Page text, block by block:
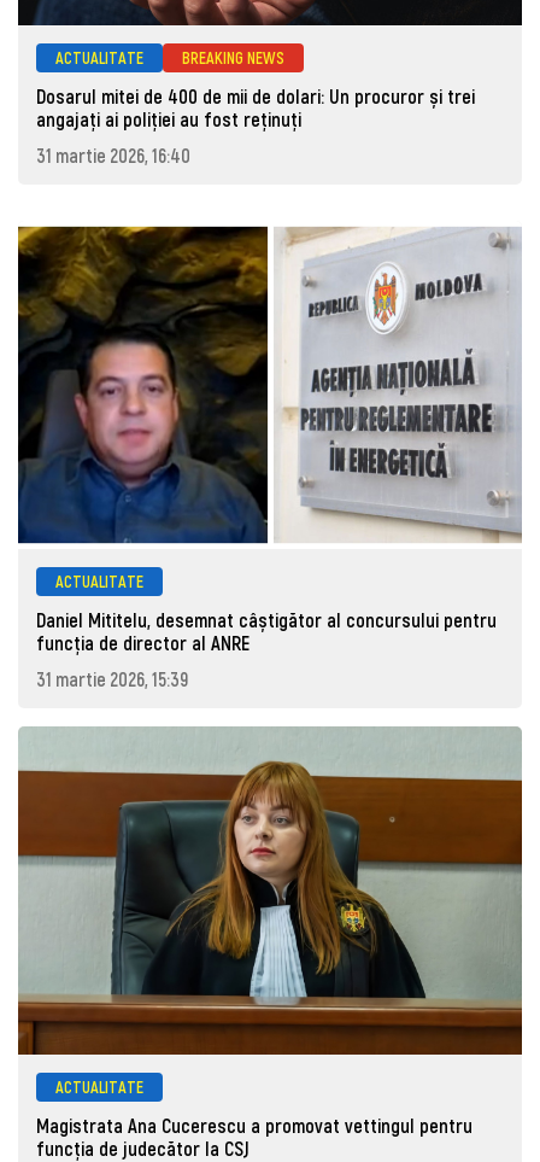
ACTUALITATE BREAKING NEWS
Dosarul mitei de 400 de mii de dolari: Un procuror și trei
angajați ai poliției au fost reținuți
31 martie 2026, 16:40
ACTUALITATE
Daniel Mititelu, desemnat câștigător al concursului pentru
funcția de director al ANRE
31 martie 2026, 15:39
ACTUALITATE
Magistrata Ana Cucerescu a promovat vettingul pentru
funcția de judecător la CSJ